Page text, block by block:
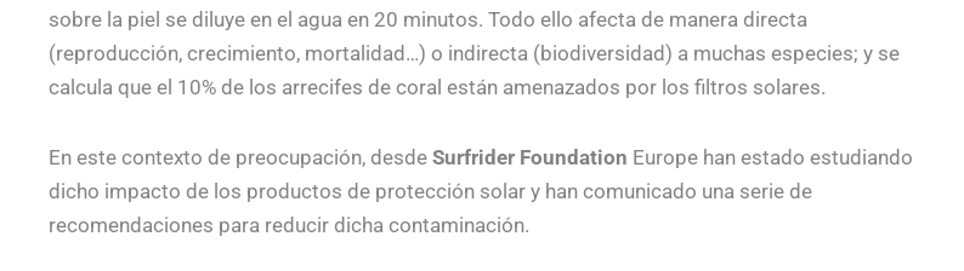
sobre la piel se diluye en el agua en 20 minutos. Todo ello afecta de manera directa
(reproducción, crecimiento, mortalidad…) o indirecta (biodiversidad) a muchas especies; y se
calcula que el 10% de los arrecifes de coral están amenazados por los filtros solares.
En este contexto de preocupación, desde Surfrider Foundation Europe han estado estudiando
dicho impacto de los productos de protección solar y han comunicado una serie de
recomendaciones para reducir dicha contaminación.